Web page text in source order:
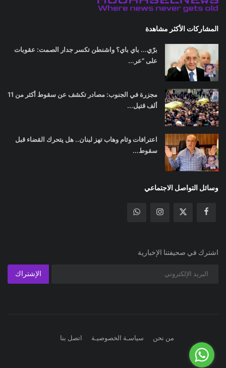
المشاركات الأكثر مشاهدة
برّي... باي باي؟ واشنطن تكسر جدار الصمت: عقوبات
على "عر...
مجزرة في الجنوب: مصادر تكشف عن سقوط أكثر من 11
ألف قتيل...
اعترافات وئام وهاب تهز لبنان.. هل يتحرك القضاء قبل
سقوط...
وسائل التواصل الاجتماعي
اشترك في صحيفتنا الإخبارية
الإشتراك
من نحن سياسـة الخصوصيـة اتصل بنا